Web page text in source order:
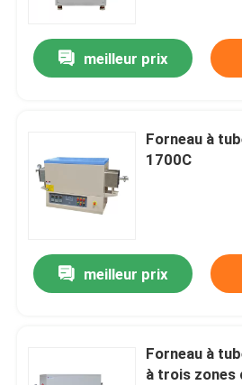
meilleur prix
Forneau à
1700C
meilleur prix
Forneau à
à trois zones